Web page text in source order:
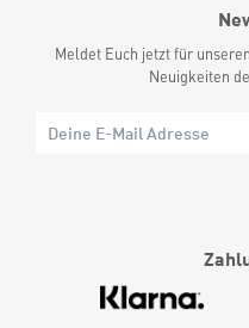
Meldet Euch jetzt für
Neuigkeiten